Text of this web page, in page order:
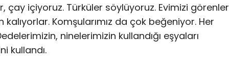
çay içiyoruz. Türküler söylüyoruz. Evimizi görenler
kalıyorlar. Komşularımız da çok beğeniyor. Her
ninelerimizin kullandığı eşyaları
kullandı.